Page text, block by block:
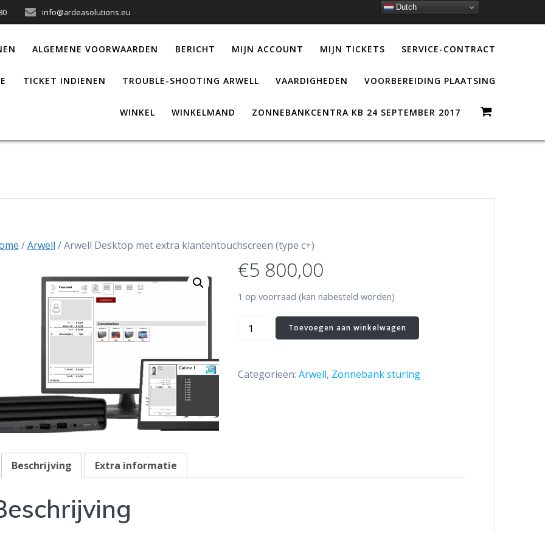
info@ardeasolutions.eu
ALGEMENE VOORWAARDEN BERICHT MIJN ACCOUNT MIJN TICKETS SERVICE-CONTRACT
TICKET INDIENEN TROUBLE-SHOOTING ARWELL VAARDIGHEDEN VOORBEREIDING PLAATSING
WINKEL WINKELMAND ZONNEBANKCENTRA KB 24 SEPTEMBER 2017
/Arwell / Arwell Desktop met extra klantentouchscreen (type c+)
€5 800,00
1 op voorraad (kan nabesteld worden)
Arwell
klantentouchscreen
Toevoegen aan winkelwagen
Categorieën: Arwell, Zonnebank sturing
Beschrijving Extra informatie
Dutch